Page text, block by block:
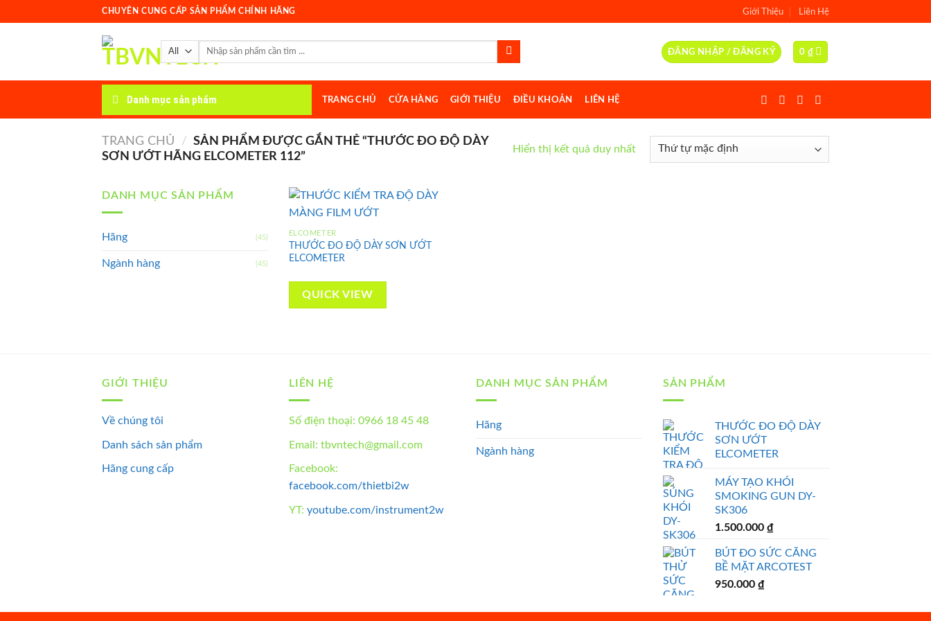
to
CHUYÊN CUNG CẤP SẢN PHẨM CHÍNH HÃNG Giới Thiệu Liên Hệ
Tìm
ĐĂNG NHẬP / ĐĂNG KÝ 0 ₫
Danh mục sản phẩm TRANG CHỦ CỬA HÀNG GIỚI THIỆU ĐIỀU KHOẢN LIÊN HỆ
TRANG CHỦ / SẢN PHẨM ĐƯỢC GẮN THẺ “THƯỚC ĐO ĐỘ DÀY
SƠN ƯỚT HÃNG ELCOMETER 112”
Hiển thị kết quả duy nhất
DANH MỤC SẢN PHẨM
Hãng (45)
Ngành hàng (45)
ELCOMETER
THƯỚC ĐO ĐỘ DÀY SƠN ƯỚT
ELCOMETER
QUICK VIEW
GIỚI THIỆU
Về chúng tôi
Danh sách sản phẩm
Hãng cung cấp
LIÊN HỆ
Số điện thoại: 0966 18 45 48
Email: tbvntech@gmail.com
Facebook:
facebook.com/thietbi2w
YT: youtube.com/instrument2w
DANH MỤC SẢN PHẨM
Hãng
Ngành hàng
SẢN PHẨM
THƯỚC ĐO ĐỘ DÀY
SƠN ƯỚT
ELCOMETER
MÁY TẠO KHÓI
SMOKING GUN DY-
SK306
1.500.000 ₫
BÚT ĐO SỨC CĂNG
BỀ MẶT ARCOTEST
950.000 ₫